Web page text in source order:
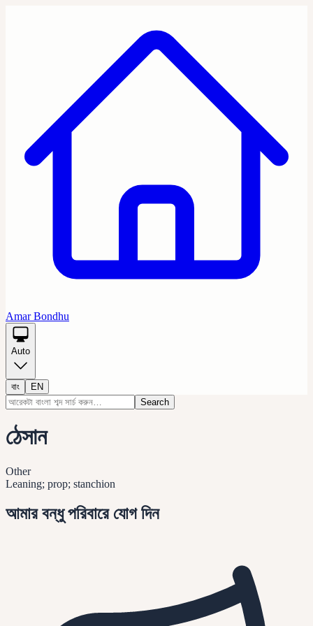
Amar Bondhu
Auto
বাং
EN
Search
ঠেসান
Other
Leaning; prop; stanchion
আমার বন্ধু পরিবারে যোগ দিন